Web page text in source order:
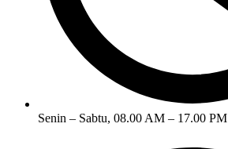
Senin – Sabtu, 08.00 AM – 17.00 PM